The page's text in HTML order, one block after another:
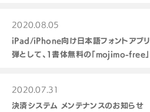
2020.08.05
iPad/iPhone向け日本語フォントアプリ
弾として、1書体無料の「mojimo-free
2020.07.31
決済システム メンテナンスのお知らせ